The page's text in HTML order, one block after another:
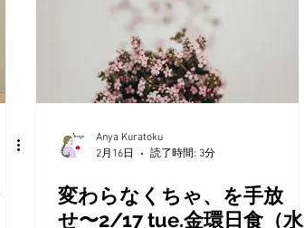
Anya Kuratoku
2月16日
読了時間: 3分
変わらなくちゃ、を手放
せ〜2/17 tue.金環日食（水